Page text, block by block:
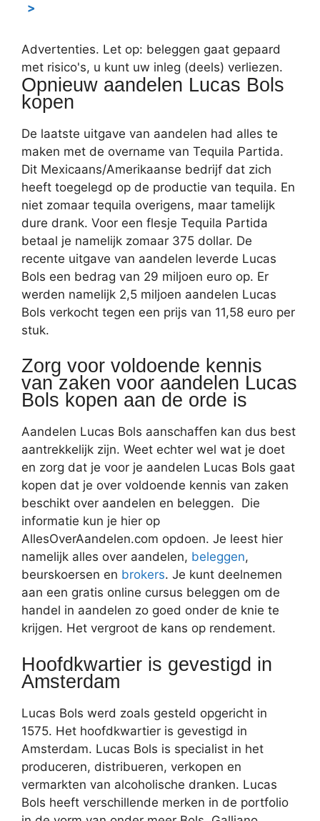
>
Advertenties. Let op: beleggen gaat gepaard
met risico's, u kunt uw inleg (deels) verliezen.
Opnieuw aandelen Lucas Bols
kopen
De laatste uitgave van aandelen had alles te
maken met de overname van Tequila Partida.
Dit Mexicaans/Amerikaanse bedrijf dat zich
heeft toegelegd op de productie van tequila. En
niet zomaar tequila overigens, maar tamelijk
dure drank. Voor een flesje Tequila Partida
betaal je namelijk zomaar 375 dollar. De
recente uitgave van aandelen leverde Lucas
Bols een bedrag van 29 miljoen euro op. Er
werden namelijk 2,5 miljoen aandelen Lucas
Bols verkocht tegen een prijs van 11,58 euro per
stuk.
Zorg voor voldoende kennis
van zaken voor aandelen Lucas
Bols kopen aan de orde is
Aandelen Lucas Bols aanschaffen kan dus best
aantrekkelijk zijn. Weet echter wel wat je doet
en zorg dat je voor je aandelen Lucas Bols gaat
kopen dat je over voldoende kennis van zaken
beschikt over aandelen en beleggen. Die
informatie kun je hier op
AllesOverAandelen.com opdoen. Je leest hier
namelijk alles over aandelen, beleggen,
beurskoersen en brokers. Je kunt deelnemen
aan een gratis online cursus beleggen om de
handel in aandelen zo goed onder de knie te
krijgen. Het vergroot de kans op rendement.
Hoofdkwartier is gevestigd in
Amsterdam
Lucas Bols werd zoals gesteld opgericht in
1575. Het hoofdkwartier is gevestigd in
Amsterdam. Lucas Bols is specialist in het
produceren, distribueren, verkopen en
vermarkten van alcoholische dranken. Lucas
Bols heeft verschillende merken in de portfolio